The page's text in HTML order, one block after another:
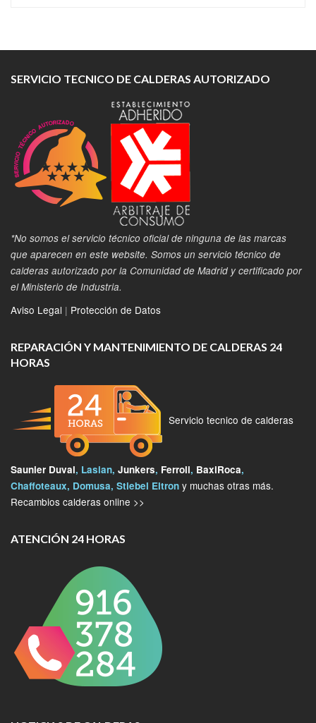
SERVICIO TECNICO DE CALDERAS AUTORIZADO
*No somos el servicio técnico oficial de ninguna de las marcas
que aparecen en este website. Somos un servicio técnico de
calderas autorizado por la Comunidad de Madrid y certificado por
el Ministerio de Industria.
Aviso Legal | Protección de Datos
REPARACIÓN Y MANTENIMIENTO DE CALDERAS 24
HORAS
Servicio tecnico de calderas
Saunier Duval, Lasian, Junkers, Ferroli, BaxiRoca,
Chaffoteaux, Domusa, Stiebel Eltron y muchas otras más.
Recambios calderas online >>
ATENCIÓN 24 HORAS